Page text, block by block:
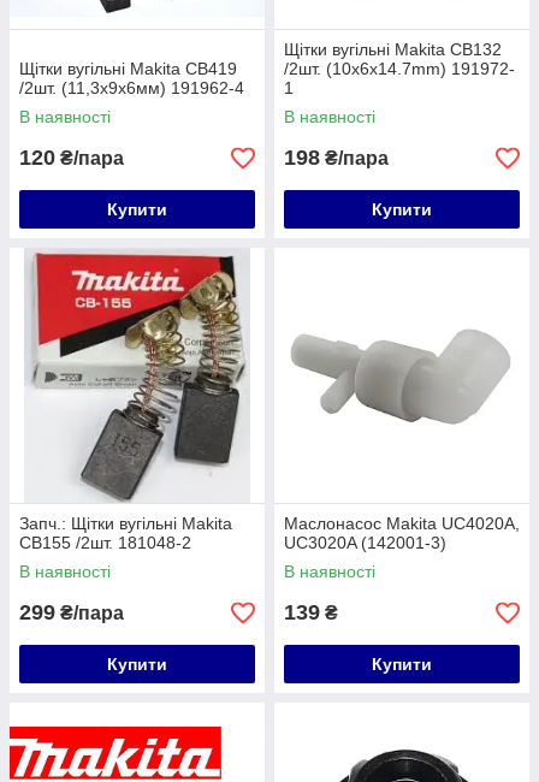
Щітки вугільні Makita СВ419
/2шт. (11,3х9х6мм) 191962-4
В наявності
120 ₴/пара
Купити
Щітки вугільні Makita СВ132
/2шт. (10х6х14.7mm) 191972-
1
В наявності
198 ₴/пара
Купити
Запч.: Щітки вугільні Makita
СВ155 /2шт. 181048-2
В наявності
299 ₴/пара
Купити
Маслонасос Makita UC4020A,
UC3020A (142001-3)
В наявності
139 ₴
Купити